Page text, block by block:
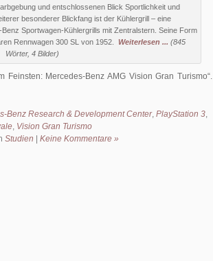
und entschlossenen Blick Sportlichkeit und
besonderer Blickfang ist der Kühlergrill – eine
Sportwagen-Kühlergrills mit Zentralstern. Seine Form
Rennwagen 300 SL von 1952.
Weiterlesen ... (845
Wörter, 4 Bilder)
Feinsten: Mercedes-Benz AMG Vision Gran Turismo .
Benz Research & Development Center, PlayStation 3,
, Vision Gran Turismo
Studien Keine Kommentare »